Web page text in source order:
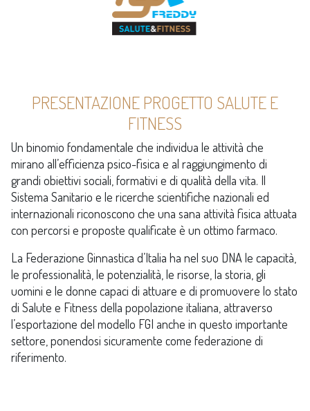
PRESENTAZIONE PROGETTO SALUTE E
FITNESS
Un binomio fondamentale che individua le attività che
mirano all’efficienza psico-fisica e al raggiungimento di
grandi obiettivi sociali, formativi e di qualità della vita. Il
Sistema Sanitario e le ricerche scientifiche nazionali ed
internazionali riconoscono che una sana attività fisica attuata
con percorsi e proposte qualificate è un ottimo farmaco.
La Federazione Ginnastica d’Italia ha nel suo DNA le capacità,
le professionalità, le potenzialità, le risorse, la storia, gli
uomini e le donne capaci di attuare e di promuovere lo stato
di Salute e Fitness della popolazione italiana, attraverso
l’esportazione del modello FGI anche in questo importante
settore, ponendosi sicuramente come federazione di
riferimento.